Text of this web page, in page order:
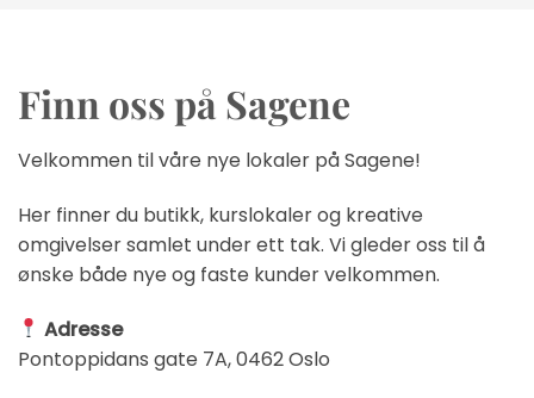
Finn oss på Sagene
Velkommen til våre nye lokaler på Sagene!
Her finner du butikk, kurslokaler og kreative
omgivelser samlet under ett tak. Vi gleder oss til å
ønske både nye og faste kunder velkommen.
Adresse
Pontoppidans gate 7A, 0462 Oslo